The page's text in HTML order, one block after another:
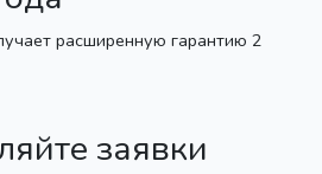
расширенную гарантию 2
заявки